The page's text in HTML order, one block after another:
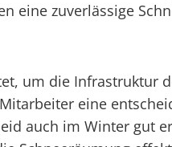
eine zuverlässige
um die Infrastruktur
eine
auch im Winter gut